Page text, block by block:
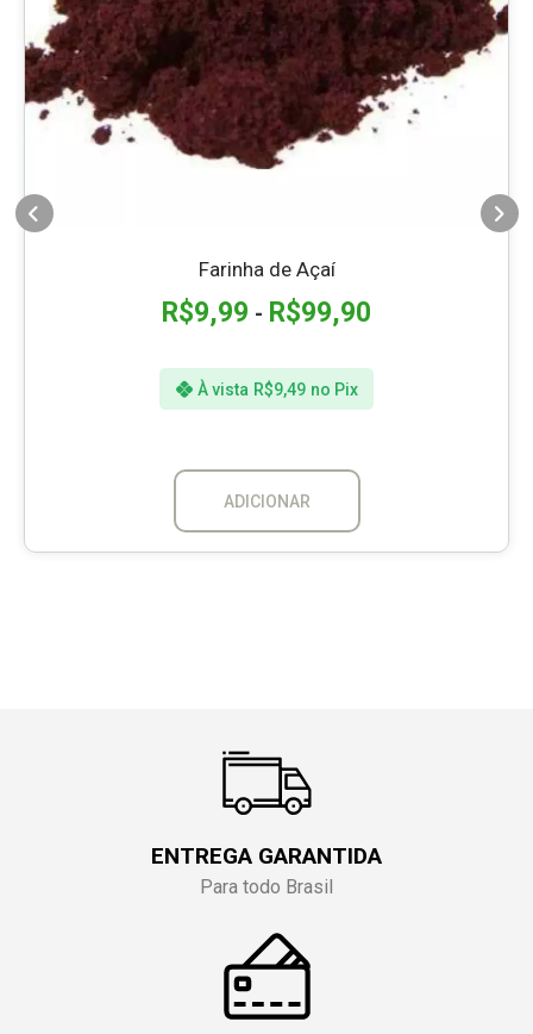
Farinha de Açaí
R$9,99 - R$99,90
À vista R$9,49 no Pix
ADICIONAR
ENTREGA GARANTIDA
Para todo Brasil